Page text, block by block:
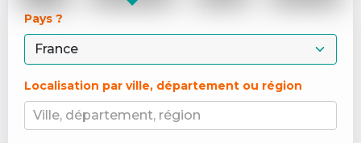
Pays ?
Localisation par ville, département ou région
Ville, département, région